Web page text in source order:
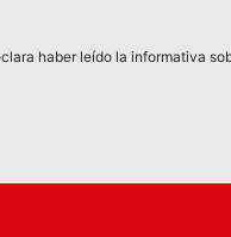
haber leído la informativa